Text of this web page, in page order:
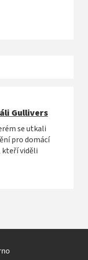
Gullivers
se utkali
pro domácí
kteří viděli